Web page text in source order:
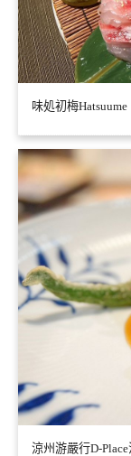
味処初梅
涼州游嚴行D-